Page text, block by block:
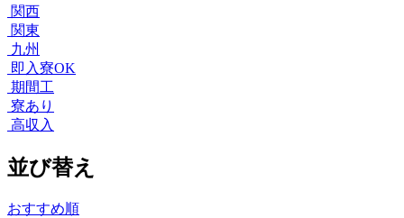
関西
関東
九州
即入寮OK
期間工
寮あり
高収入
並び替え
おすすめ順